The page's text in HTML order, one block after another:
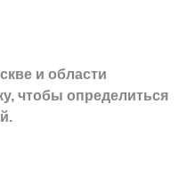
и области
чтобы определиться